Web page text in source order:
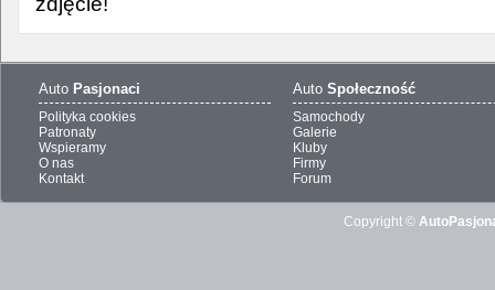
Auto Pasjonaci
Polityka cookies
Patronaty
Wspieramy
O nas
Kontakt
Auto Społeczność
Samochody
Galerie
Kluby
Firmy
Forum
Copyright ©